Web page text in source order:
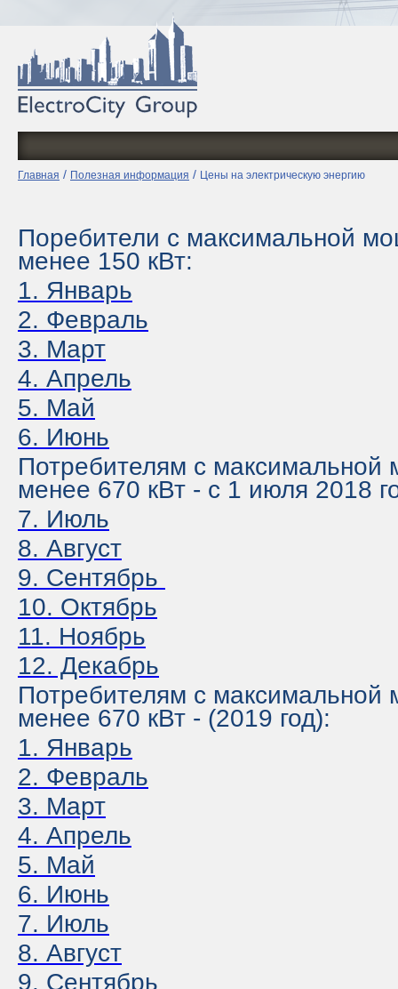
Главная / Полезная информация / Цены на электрическую энергию
Поребители с максимальной
менее 150 кВт:
1. Январь
2. Февраль
3. Март
4. Апрель
5. Май
6. Июнь
Потребителям с максимальной
менее 670 кВт - с 1 июля 2018
7. Июль
8. Август
9. Сентябрь
10. Октябрь
11. Ноябрь
12. Декабрь
Потребителям с максимальной
менее 670 кВт - (2019 год):
1. Январь
2. Февраль
3. Март
4. Апрель
5. Май
6. Июнь
7. Июль
8. Август
9. Сентябрь